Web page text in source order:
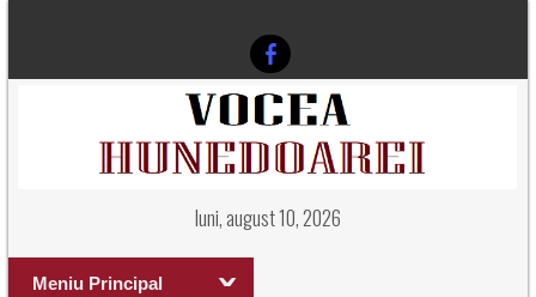
luni, august 10, 2026
Meniu Principal